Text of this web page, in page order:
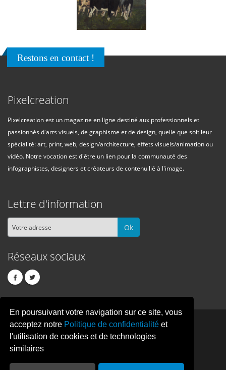
En poursuivant votre navigation sur ce site, vous
acceptez notre Politique de confidentialité et
l'utilisation de cookies et de technologies
similaires
Restons en contact !
Pixelcreation
Pixelcreation est un magazine en ligne destiné aux professionnels et
passionnés d'arts visuels, de graphisme et de design, quelle que soit leur
spécialité: art, print, web, design/architecture, effets visuels/animation ou
vidéo. Notre vocation est d'être un lien pour la communauté des
infographistes, designers et créateurs de contenu lié à l'image.
Lettre d'information
Ok
Réseaux sociaux
PIXELCREATION